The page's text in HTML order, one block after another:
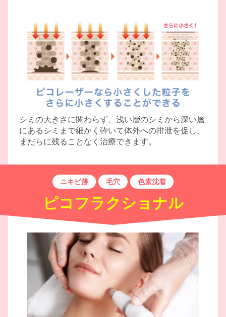
シミの大きさに関わらず、浅い層のシミから深い層
にあるシミまで細かく砕いて体外への排泄を促し、
まだらに残ることなく治療できます。
ニキビ跡 毛穴 色素沈着
ピコフラクショナル